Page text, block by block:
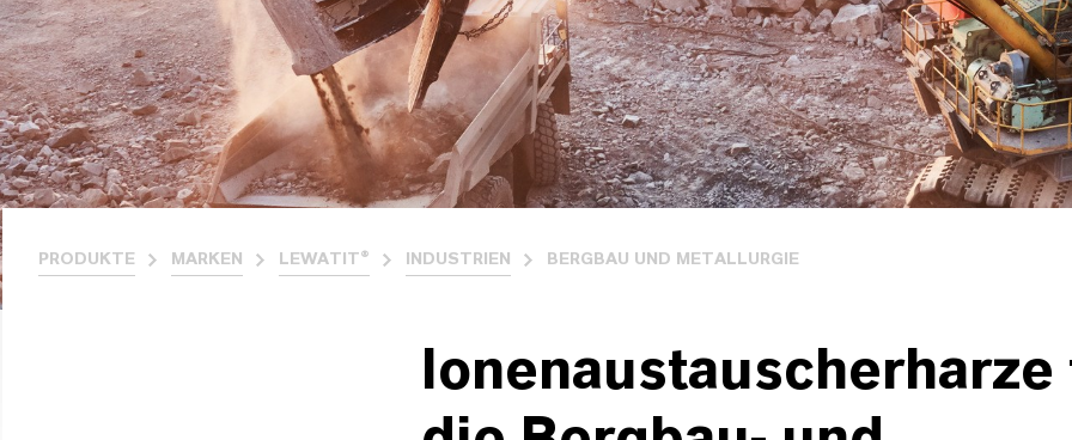
PRODUKTE MARKEN LEWATIT® INDUSTRIEN BERGBAU UND METALLURGIE
Ionenaustauscherharze